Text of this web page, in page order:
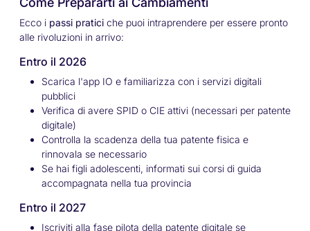
Ecco i passi pratici che puoi intraprendere per essere pronto
alle rivoluzioni in arrivo:
Entro il 2026
Scarica l'app IO e familiarizza con i servizi digitali
pubblici
Verifica di avere SPID o CIE attivi (necessari per patente
digitale)
Controlla la scadenza della tua patente fisica e
rinnovala se necessario
Se hai figli adolescenti, informati sui corsi di guida
accompagnata nella tua provincia
Entro il 2027
Iscriviti alla fase pilota della patente digitale se